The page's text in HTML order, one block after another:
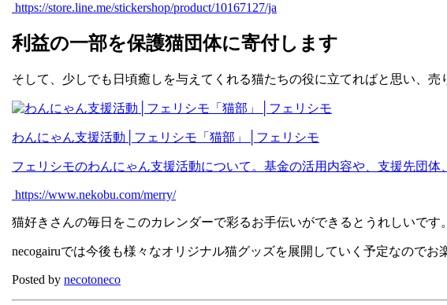
https://store.line.me/stickershop/product/10167127/ja
利益の一部を保護猫団体に寄付します
そして、少しでも日頃癒しを与えてくれる猫たちの役に立てればと思い、
わんにゃん支援活動│フェリシモ「猫部」│フェリシモ
フェリシモのわんにゃん支援活動について。基金の活用内容や、支援先団体
https://www.nekobu.com/merry/
猫好きさんの毎日をこのカレンダーで彩るお手伝いができるとうれしいです。
necogairuでは今後も様々なオリジナル猫グッズを展開していく予定なのでお
Posted by necotoneco